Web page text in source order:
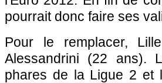
pourrait donc faire ses
Pour le remplacer, Lille
Alessandrini (22 ans).
phares de la Ligue 2 et